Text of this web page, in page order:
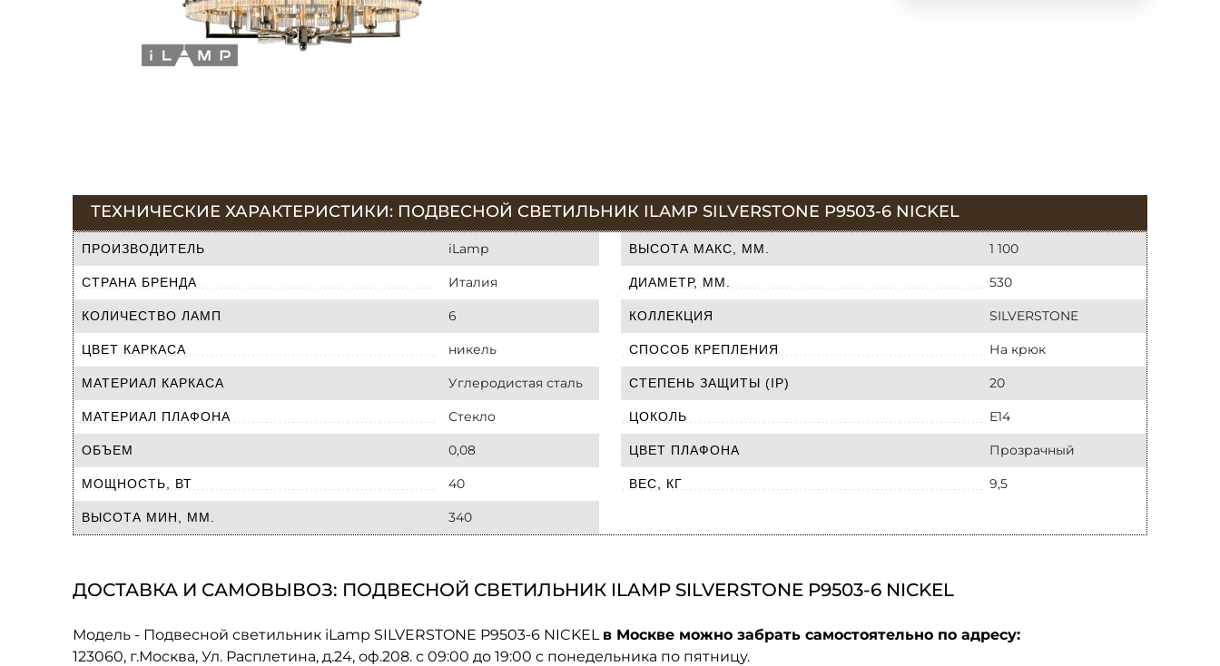
ТЕХНИЧЕСКИЕ ХАРАКТЕРИСТИКИ: ПОДВЕСНОЙ СВЕТИЛЬНИК ILAMP SILVERSTONE P9503-6 NICKEL
ПРОИЗВОДИТЕЛЬ iLamp
СТРАНА БРЕНДА Италия
КОЛИЧЕСТВО ЛАМП 6
ЦВЕТ КАРКАСА никель
МАТЕРИАЛ КАРКАСА Углеродистая сталь
МАТЕРИАЛ ПЛАФОНА Стекло
ОБЪЕМ 0,08
МОЩНОСТЬ, ВТ 40
ВЫСОТА МИН, ММ. 340
ВЫСОТА МАКС, ММ. 1 100
ДИАМЕТР, ММ. 530
КОЛЛЕКЦИЯ SILVERSTONE
СПОСОБ КРЕПЛЕНИЯ На крюк
СТЕПЕНЬ ЗАЩИТЫ (IP) 20
ЦОКОЛЬ Е14
ЦВЕТ ПЛАФОНА Прозрачный
ВЕС, КГ 9,5
ДОСТАВКА И САМОВЫВОЗ: ПОДВЕСНОЙ СВЕТИЛЬНИК ILAMP SILVERSTONE P9503-6 NICKEL
Модель - Подвесной светильник iLamp SILVERSTONE P9503-6 NICKEL в Москве можно забрать самостоятельно по адресу:
123060, г.Москва, Ул. Расплетина, д.24, оф.208. с 09:00 до 19:00 с понедельника по пятницу.